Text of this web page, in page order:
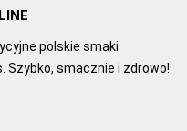
polskie smaki
smacznie i zdrowo!